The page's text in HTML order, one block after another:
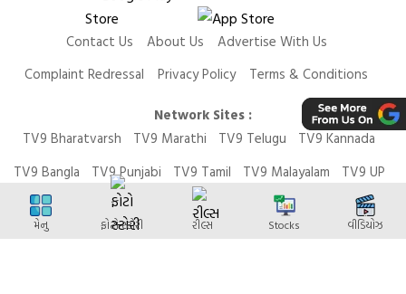
Contact Us About Us
Advertise With Us
Complaint Redressal
Privacy Policy
Terms & Conditions
Network Sites :
TV9 Bharatvarsh
TV9 Marathi TV9 Telugu
TV9 Kannada
TV9 Bangla
TV9 Punjabi TV9 Tamil TV9 Malayalam
TV9 UP
News9 LIVE
Money9 LIVE
મેનુ ફોટો સ્ટોરી રીલ્સ Stocks વીડિયોઝ